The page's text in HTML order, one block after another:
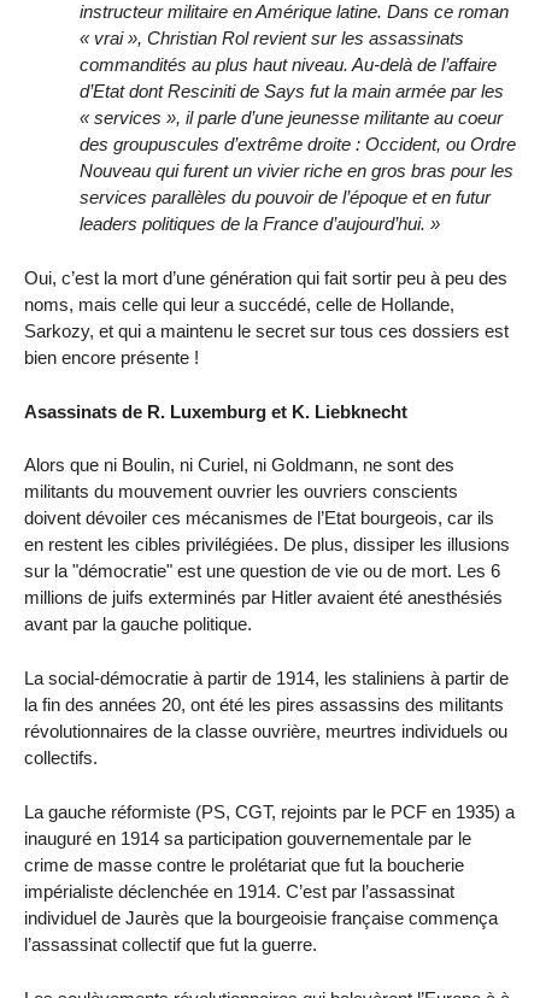
instructeur militaire en Amérique latine. Dans ce roman
« vrai », Christian Rol revient sur les assassinats
commandités au plus haut niveau. Au-delà de l’affaire
d’Etat dont Resciniti de Says fut la main armée par les
« services », il parle d’une jeunesse militante au coeur
des groupuscules d’extrême droite : Occident, ou Ordre
Nouveau qui furent un vivier riche en gros bras pour les
services parallèles du pouvoir de l’époque et en futur
leaders politiques de la France d’aujourd’hui. »
Oui, c’est la mort d’une génération qui fait sortir peu à peu des
noms, mais celle qui leur a succédé, celle de Hollande,
Sarkozy, et qui a maintenu le secret sur tous ces dossiers est
bien encore présente !
Asassinats de R. Luxemburg et K. Liebknecht
Alors que ni Boulin, ni Curiel, ni Goldmann, ne sont des
militants du mouvement ouvrier les ouvriers conscients
doivent dévoiler ces mécanismes de l’Etat bourgeois, car ils
en restent les cibles privilégiées. De plus, dissiper les illusions
sur la "démocratie" est une question de vie ou de mort. Les 6
millions de juifs exterminés par Hitler avaient été anesthésiés
avant par la gauche politique.
La social-démocratie à partir de 1914, les staliniens à partir de
la fin des années 20, ont été les pires assassins des militants
révolutionnaires de la classe ouvrière, meurtres individuels ou
collectifs.
La gauche réformiste (PS, CGT, rejoints par le PCF en 1935) a
inauguré en 1914 sa participation gouvernementale par le
crime de masse contre le prolétariat que fut la boucherie
impérialiste déclenchée en 1914. C’est par l’assassinat
individuel de Jaurès que la bourgeoisie française commença
l’assassinat collectif que fut la guerre.